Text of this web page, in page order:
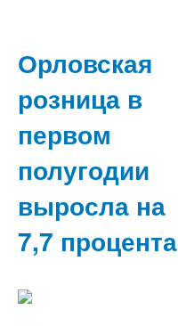
Орловская
розница в
первом
полугодии
выросла на
7,7 процента